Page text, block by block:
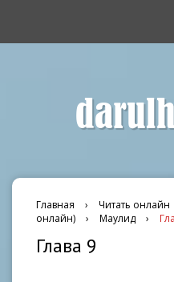
Главная › Читать онлайн
онлайн)
› Маулид ›
Глава 9